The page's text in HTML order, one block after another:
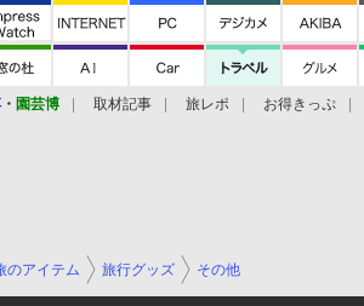
・ 園芸博 取材記事 旅レポ お得きっぷ
のアイテム 旅行グッズ その他